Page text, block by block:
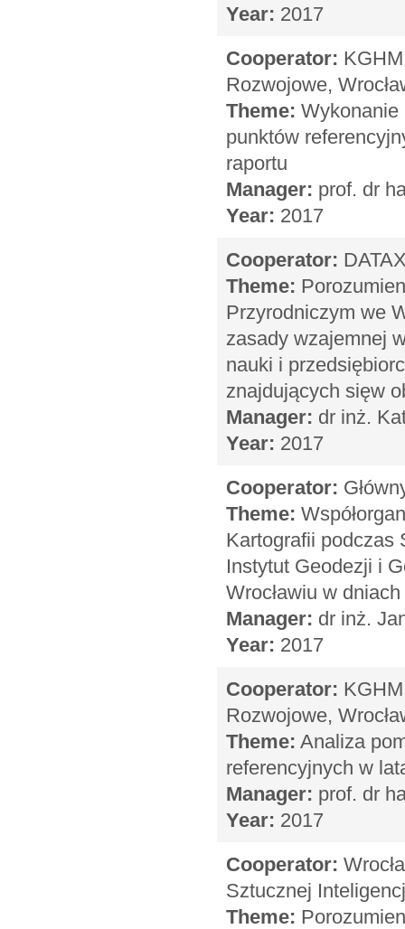
Year: 2017
Cooperator:
Rozwojowe,
Theme: Wykonanie
punktów
raportu
Manager: prof. dr
Year: 2017
Cooperator:
Theme:
Przyrodniczym we
zasady wzajemnej
nauki i
znajdujących sięw
Manager: dr inż.
Year: 2017
Cooperator:
Theme:
Kartografii podczas
Instytut Geodezji i
Wrocławiu w
Manager: dr inż.
Year: 2017
Cooperator:
Rozwojowe,
Theme: Analiza
referencyjnych w
Manager: prof. dr
Year: 2017
Cooperator:
Sztucznej
Theme: